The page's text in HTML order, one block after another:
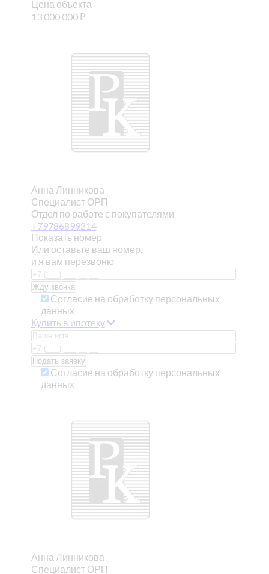
Цена объекта
13 000 000₽
Анна Линникова
Специалист ОРП
Отдел по работе с покупателями
+79786899214
Показать номер
Или оставьте ваш номер,
и я вам перезвоню
Согласие на обработку персональных
данных
Купить в ипотеку
Согласие на обработку персональных
данных
Анна Линникова
Специалист ОРП